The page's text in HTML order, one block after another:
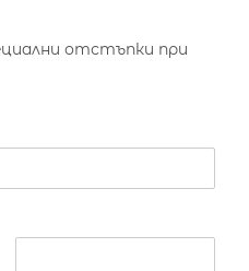
отстъпки при